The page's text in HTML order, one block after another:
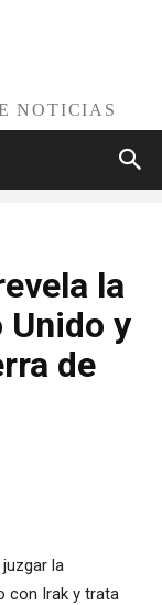
NOTICIAS
la
Unido y
de
la
con Irak y trata